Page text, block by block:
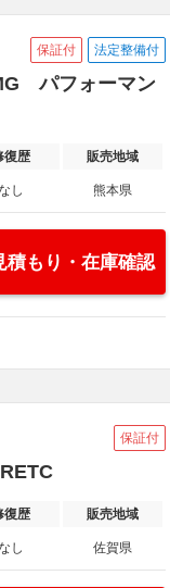
保証付 法定整備付
パフォーマン
復歴 販売地域
し 熊本県
積もり・在庫確認
保証付
復歴 販売地域
し 佐賀県